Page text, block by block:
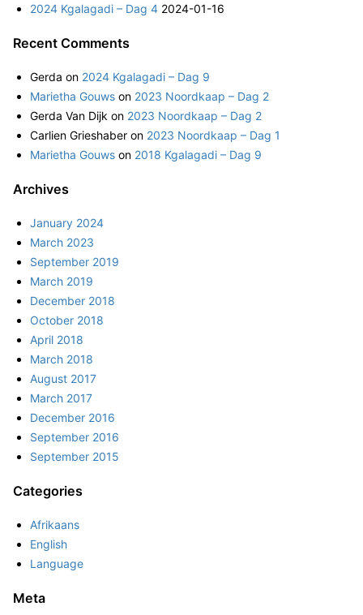
2024 Kgalagadi – Dag 4 2024-01-16
Recent Comments
Gerda on 2024 Kgalagadi – Dag 9
Marietha Gouws on 2023 Noordkaap – Dag 2
Gerda Van Dijk on 2023 Noordkaap – Dag 2
Carlien Grieshaber on 2023 Noordkaap – Dag 1
Marietha Gouws on 2018 Kgalagadi – Dag 9
Archives
January 2024
March 2023
September 2019
March 2019
December 2018
October 2018
April 2018
March 2018
August 2017
March 2017
December 2016
September 2016
September 2015
Categories
Afrikaans
English
Language
Meta